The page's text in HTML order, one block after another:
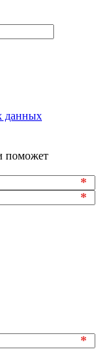
данных
поможет
*
*
*